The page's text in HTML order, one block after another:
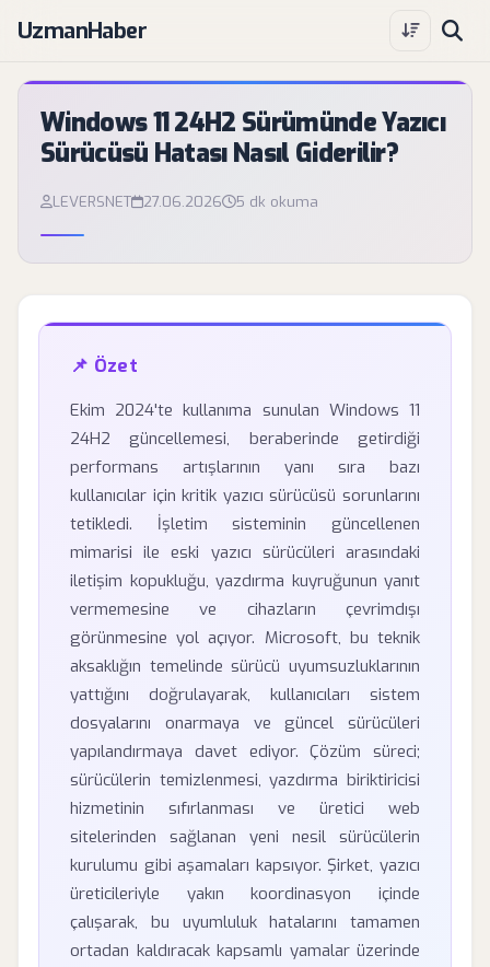
UzmanHaber
Windows 11 24H2 Sürümünde Yazıcı
Sürücüsü Hatası Nasıl Giderilir?
LEVERSNET 27.06.2026 5 dk okuma
📌 Özet
Ekim 2024'te kullanıma sunulan Windows 11
24H2 güncellemesi, beraberinde getirdiği
performans artışlarının yanı sıra bazı
kullanıcılar için kritik yazıcı sürücüsü sorunlarını
tetikledi. İşletim sisteminin güncellenen
mimarisi ile eski yazıcı sürücüleri arasındaki
iletişim kopukluğu, yazdırma kuyruğunun yanıt
vermemesine ve cihazların çevrimdışı
görünmesine yol açıyor. Microsoft, bu teknik
aksaklığın temelinde sürücü uyumsuzluklarının
yattığını doğrulayarak, kullanıcıları sistem
dosyalarını onarmaya ve güncel sürücüleri
yapılandırmaya davet ediyor. Çözüm süreci;
sürücülerin temizlenmesi, yazdırma biriktiricisi
hizmetinin sıfırlanması ve üretici web
sitelerinden sağlanan yeni nesil sürücülerin
kurulumu gibi aşamaları kapsıyor. Şirket, yazıcı
üreticileriyle yakın koordinasyon içinde
çalışarak, bu uyumluluk hatalarını tamamen
ortadan kaldıracak kapsamlı yamalar üzerinde